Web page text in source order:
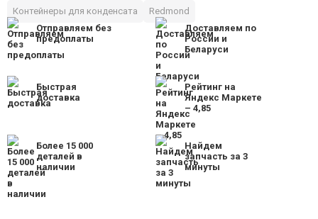
Контейнеры для конденсата
Redmond
Отправляем без
предоплаты
Доставляем по
России и
Беларуси
Быстрая
доставка
Рейтинг на
Яндекс Маркете
– 4,85
Более 15 000
деталей в
наличии
Найдем
запчасть за 3
минуты